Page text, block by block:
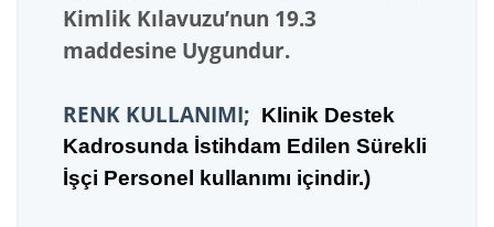
Kimlik Kılavuzu’nun 19.3
maddesine Uygundur.
RENK KULLANIMI; K linik Destek
Kadrosunda İstihdam Edilen Sürekli
İşçi Personel kullanımı içindir.)